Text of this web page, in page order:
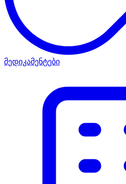
მედიკამენტები